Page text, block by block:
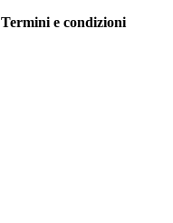
Termini e condizioni